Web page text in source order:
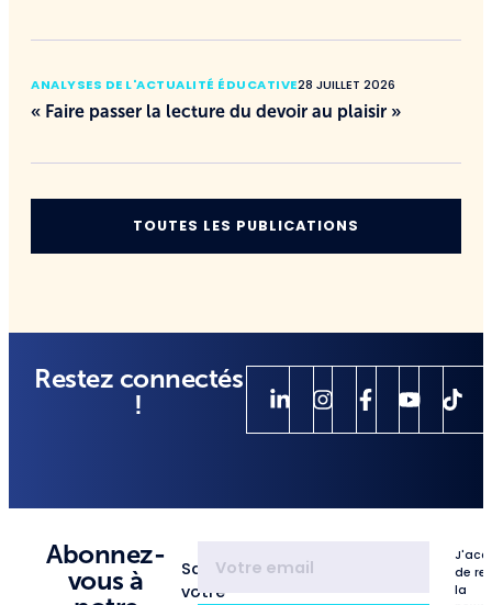
ANALYSES DE L'ACTUALITÉ ÉDUCATIVE28 JUILLET 2026
« Faire passer la lecture du devoir au plaisir »
TOUTES LES PUBLICATIONS
Restez connectés
!
Abonnez-
vous à
Saisissez
votre
de
la